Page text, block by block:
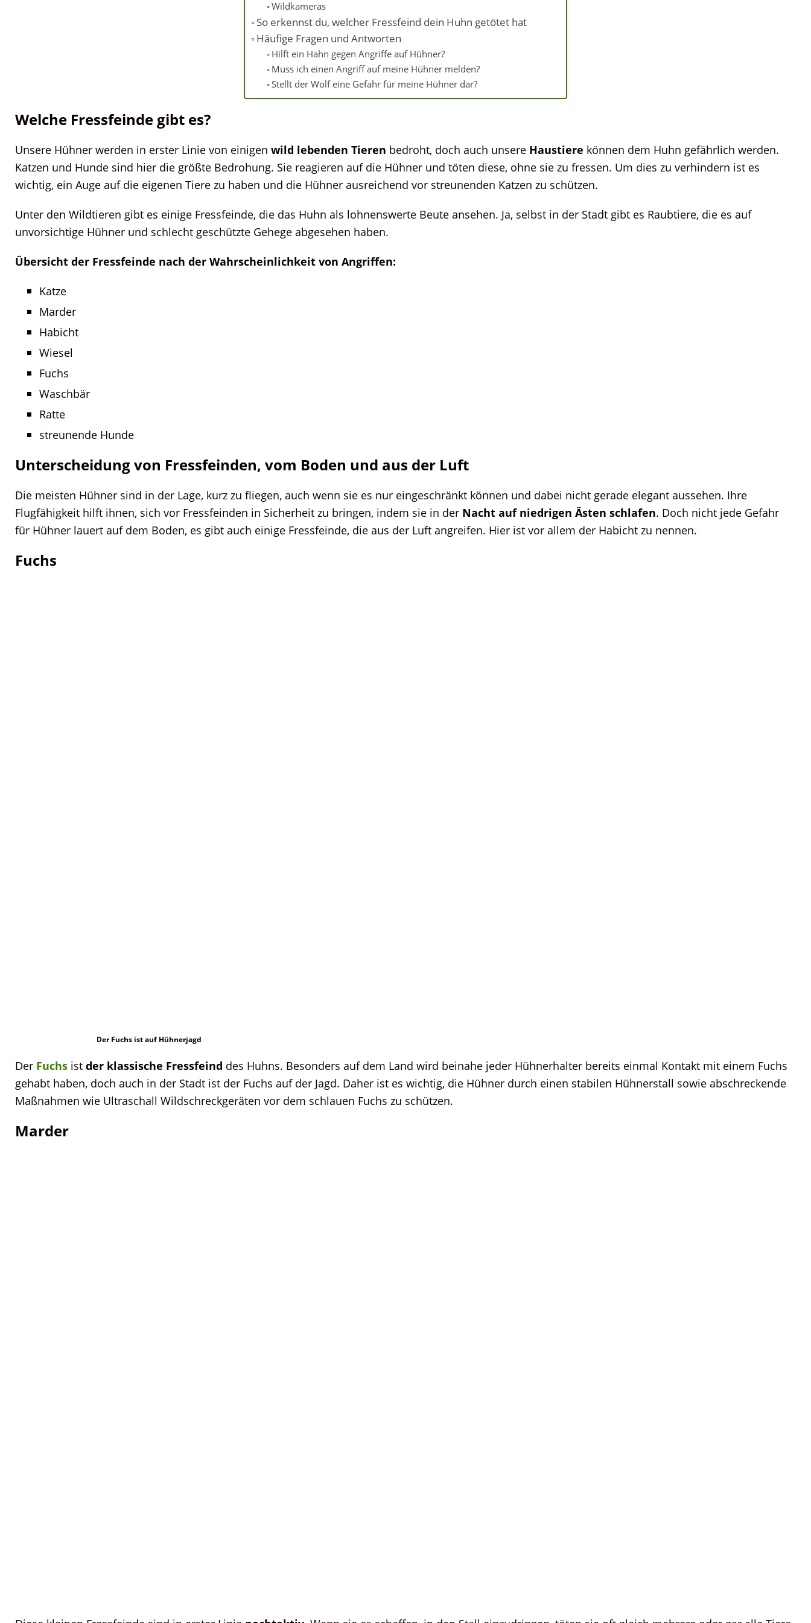
Wildkameras
So erkennst du, welcher Fressfeind dein Huhn getötet hat
Häufige Fragen und Antworten
Hilft ein Hahn gegen Angriffe auf Hühner?
Muss ich einen Angriff auf meine Hühner melden?
Stellt der Wolf eine Gefahr für meine Hühner dar?
Welche Fressfeinde gibt es?
Unsere Hühner werden in erster Linie von einigen wild lebenden Tieren bedroht, doch auch unsere Haustiere können dem Huhn gefährlich werden.
Katzen und Hunde sind hier die größte Bedrohung. Sie reagieren auf die Hühner und töten diese, ohne sie zu fressen. Um dies zu verhindern ist es
wichtig, ein Auge auf die eigenen Tiere zu haben und die Hühner ausreichend vor streunenden Katzen zu schützen.
Unter den Wildtieren gibt es einige Fressfeinde, die das Huhn als lohnenswerte Beute ansehen. Ja, selbst in der Stadt gibt es Raubtiere, die es auf
unvorsichtige Hühner und schlecht geschützte Gehege abgesehen haben.
Übersicht der Fressfeinde nach der Wahrscheinlichkeit von Angriffen:
Katze
Marder
Habicht
Wiesel
Fuchs
Waschbär
Ratte
streunende Hunde
Unterscheidung von Fressfeinden, vom Boden und aus der Luft
Die meisten Hühner sind in der Lage, kurz zu fliegen, auch wenn sie es nur eingeschränkt können und dabei nicht gerade elegant aussehen. Ihre
Flugfähigkeit hilft ihnen, sich vor Fressfeinden in Sicherheit zu bringen, indem sie in der Nacht auf niedrigen Ästen schlafen. Doch nicht jede Gefahr
für Hühner lauert auf dem Boden, es gibt auch einige Fressfeinde, die aus der Luft angreifen. Hier ist vor allem der Habicht zu nennen.
Fuchs
Der Fuchs ist auf Hühnerjagd
Der Fuchs ist der klassische Fressfeind des Huhns. Besonders auf dem Land wird beinahe jeder Hühnerhalter bereits einmal Kontakt mit einem Fuchs
gehabt haben, doch auch in der Stadt ist der Fuchs auf der Jagd. Daher ist es wichtig, die Hühner durch einen stabilen Hühnerstall sowie abschreckende
Maßnahmen wie Ultraschall Wildschreckgeräten vor dem schlauen Fuchs zu schützen.
Marder